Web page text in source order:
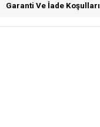
Garanti Ve İade Koşulları